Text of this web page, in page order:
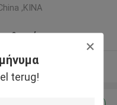
terug!
,ΚΙΝΑ